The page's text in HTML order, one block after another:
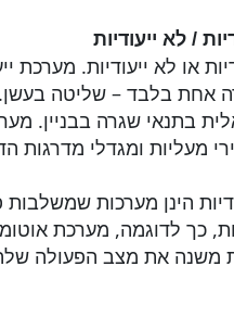
/ לא ייעודיות
או לא ייעודיות. מערכת
אחת בלבד – שליטה
בתנאי שגרה בבניין.
מעליות ומגדלי
הינן מערכות שמשלבות
את מצב הפעולה שלה